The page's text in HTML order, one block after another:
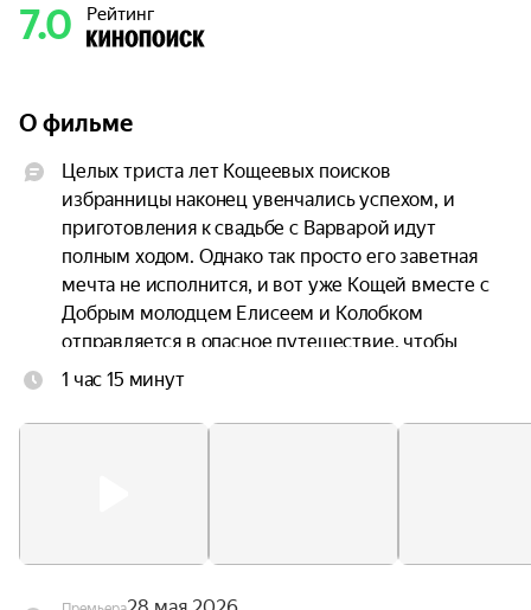
7.0 Рейтинг
О фильме
Целых триста лет Кощеевых поисков
избранницы наконец увенчались успехом, и
приготовления к свадьбе с Варварой идут
полным ходом. Однако так просто его заветная
мечта не исполнится, и вот уже Кощей вместе с
Добрым молодцем Елисеем и Колобком
отправляется в опасное путешествие, чтобы
спасти любимую.
1 час 15 минут